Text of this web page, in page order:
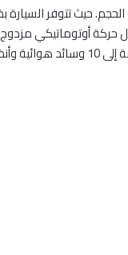
حيث تتوفر
سرعات ونظام دفع أمامي. كما تبرز أريزو 8 بتسارع قوي، نظام صوتي فاخر ومقصورة